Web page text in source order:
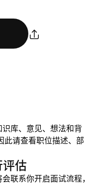
库、意见、想法和背
此请查看职位描述、部
估
联系你开启面试流程，